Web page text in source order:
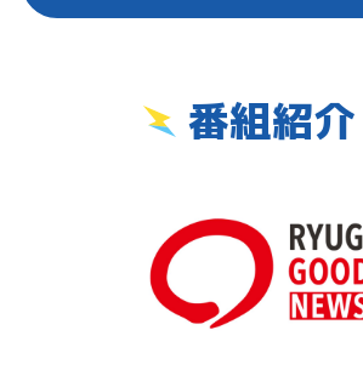
番組紹介